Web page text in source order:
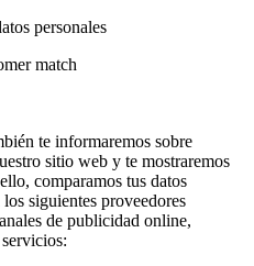
personales
match
te informaremos sobre
sitio web y te mostraremos
comparamos tus datos
siguientes proveedores
de publicidad online,